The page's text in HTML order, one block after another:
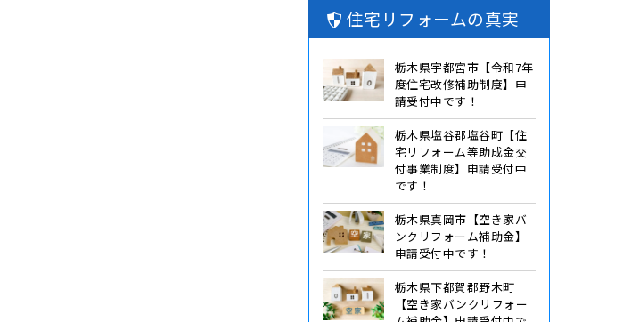
住宅リフォームの真実
栃木県宇都宮市【令和7年
度住宅改修補助制度】申
請受付中です！
栃木県塩谷郡塩谷町【住
宅リフォーム等助成金交
付事業制度】申請受付中
です！
栃木県真岡市【空き家バ
ンクリフォーム補助金】
申請受付中です！
栃木県下都賀郡野木町
【空き家バンクリフォー